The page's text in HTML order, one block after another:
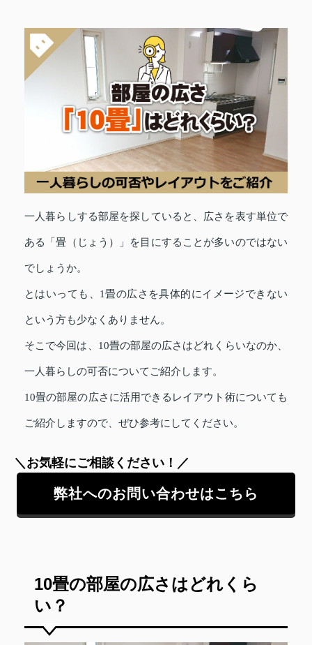
一人暮らしする部屋を探していると、広さを表す単位で
ある「畳（じょう）」を目にすることが多いのではない
でしょうか。
とはいっても、1畳の広さを具体的にイメージできない
という方も少なくありません。
そこで今回は、10畳の部屋の広さはどれくらいなのか、
一人暮らしの可否についてご紹介します。
10畳の部屋の広さに活用できるレイアウト術についても
ご紹介しますので、ぜひ参考にしてください。
＼お気軽にご相談ください！／
弊社へのお問い合わせはこちら
10畳の部屋の広さはどれくら
い？